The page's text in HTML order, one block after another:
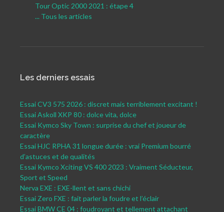
Tour Optic 2000 2021 : étape 4
... Tous les articles
Les derniers essais
Essai CV3 575 2026 : discret mais terriblement excitant !
Essai Askoll XKP 80 : dolce vita, dolce
Essai Kymco Sky Town : surprise du chef et joueur de
caractère
Essai HJC RPHA 31 longue durée : vrai Premium bourré
d’astuces et de qualités
Essai Kymco Xciting VS 400 2023 : Vraiment Séducteur,
Sport et Speed
Nerva EXE : EXE-llent et sans chichi
Essai Zero FXE : fait parler la foudre et l’éclair
Essai BMW CE 04 : foudroyant et tellement attachant